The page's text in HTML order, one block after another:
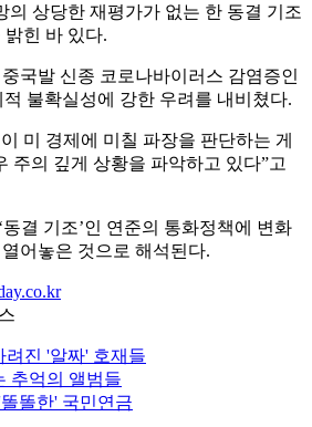
의 상당한 재평가가 없는 한 동결 기조
밝힌 바 있다.
국발 신종 코로나바이러스 감염증인
적 불확실성에 강한 우려를 내비쳤다.
미 경제에 미칠 파장을 판단하는 게
주의 깊게 상황을 파악하고 있다”고
결 기조’인 연준의 통화정책에 변화
어놓은 것으로 해석된다.
려진 '알짜' 호재들
추억의 앨범들
똘한' 국민연금